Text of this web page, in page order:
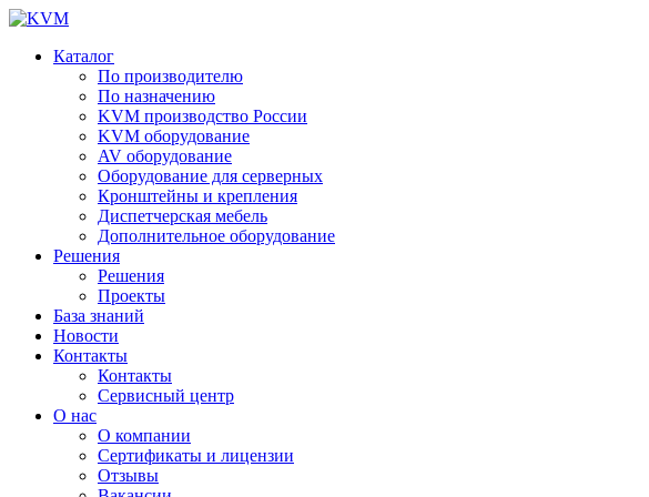
Каталог
По производителю
По назначению
KVM производство России
KVM оборудование
AV оборудование
Оборудование для серверных
Кронштейны и крепления
Диспетчерская мебель
Дополнительное оборудование
Решения
Решения
Проекты
База знаний
Новости
Контакты
Контакты
Сервисный центр
О нас
О компании
Сертификаты и лицензии
Отзывы